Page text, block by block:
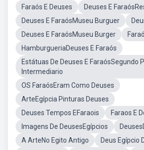
Faraós E Deuses
Deuses E
Deuses E FaraósMuseu Burguer
Deuses E FaraósMuseu Burger
HamburgueriaDeuses E Faraós
Estátuas De Deuses E FaraósSegundo
Intermediario
OS FaraósEram Como Deuses
ArteEgípcia Pinturas Deuses
Deuses Tempos EFaraois
Faraos E
Imagens De DeusesEgípcios
A ArteNo Egito Antigo
Deus Egípcio